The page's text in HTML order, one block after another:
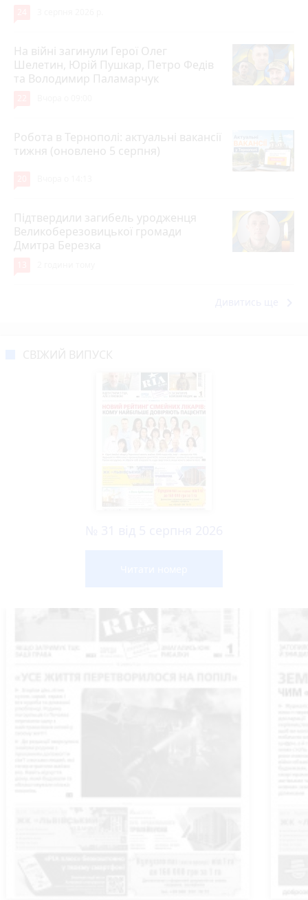
На війні загинули Герої Олег
Шелетин, Юрій Пушкар, Петро Федів
та Володимир Паламарчук
Робота в Тернополі: актуальні вакансії
тижня (оновлено 5 серпня)
Підтвердили загибель уродженця
Великоберезовицької громади
Дмитра Березка